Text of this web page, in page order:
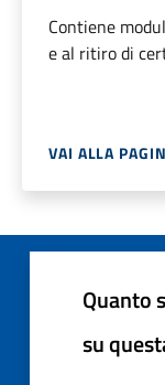
Contiene
e al ritiro di
VAI ALLA
Quanto
su